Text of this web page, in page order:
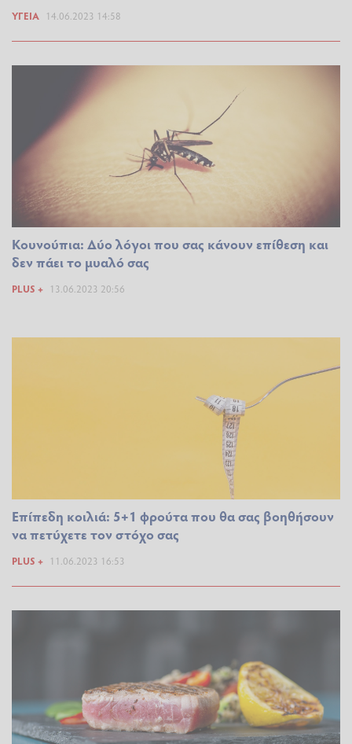
ΥΓΕΊΑ 14.06.2023 14:58
Κουνούπια: Δύο λόγοι που σας κάνουν επίθεση και
δεν πάει το μυαλό σας
PLUS + 13.06.2023 20:56
Επίπεδη κοιλιά: 5+1 φρούτα που θα σας βοηθήσουν
να πετύχετε τον στόχο σας
PLUS + 11.06.2023 16:53